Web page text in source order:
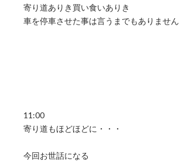
寄り道ありき買い食いありき
車を停車させた事は言うまでもありません
11:00
寄り道もほどほどに・・・
今回お世話になる